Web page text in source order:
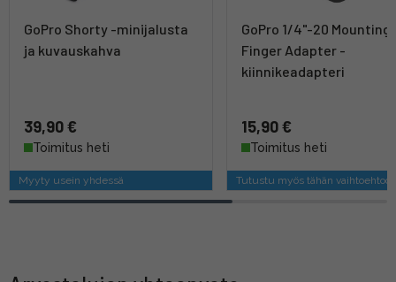
GoPro Shorty -minijalusta
ja kuvauskahva
39,90 €
Toimitus heti
Myyty usein yhdessä
GoPro 1/4"-20 Mounting
Finger Adapter -
kiinnikeadapteri
15,90 €
Toimitus heti
Tutustu myös tähän